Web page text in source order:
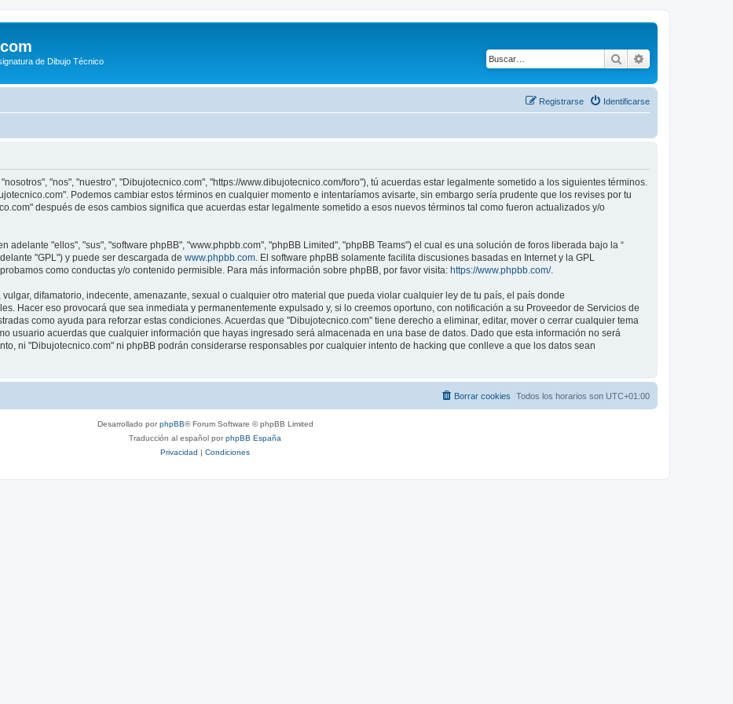
de Dibujo Técnico Buscar
Identificarse
Registrarse
"nos", "nuestro", "Dibujotecnico.com", "https://www.dibujotecnico.com/foro"), tú acuerdas estar legalmente sometido a los siguientes términos.
Podemos cambiar estos términos en cualquier momento e intentaríamos avisarte, sin embargo sería prudente que los revises por tu
después de esos cambios significa que acuerdas estar legalmente sometido a esos nuevos términos tal como fueron actualizados y/o
adelante "ellos", "sus", "software phpBB", "www.phpbb.com", "phpBB Limited", "phpBB Teams") el cual es una solución de foros liberada bajo la “
"GPL") y puede ser descargada de www.phpbb.com . El software phpBB solamente facilita discusiones basadas en Internet y la GPL
como conductas y/o contenido permisible. Para más información sobre phpBB, por favor visita: https://www.phpbb.com/.
difamatorio, indecente, amenazante, sexual o cualquier otro material que pueda violar cualquier ley de tu país, el país donde
Hacer eso provocará que sea inmediata y permanentemente expulsado y, si lo creemos oportuno, con notificación a su Proveedor de Servicios de
como ayuda para reforzar estas condiciones. Acuerdas que "Dibujotecnico.com" tiene derecho a eliminar, editar, mover o cerrar cualquier tema
usuario acuerdas que cualquier información que hayas ingresado será almacenada en una base de datos. Dado que esta información no será
ni "Dibujotecnico.com" ni phpBB podrán considerarse responsables por cualquier intento de hacking que conlleve a que los datos sean
Todos los horarios son UTC+01:00
Borrar cookies
Desarrollado porphpBB® Forum Software © phpBB Limited
Traducción al español porphpBB España
Privacidad | Condiciones